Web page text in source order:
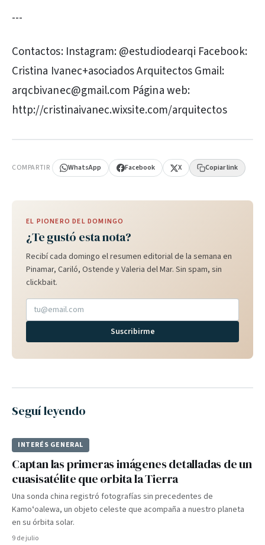
---
Contactos: Instagram: @estudiodearqi Facebook:
Cristina Ivanec+asociados Arquitectos Gmail:
arqcbivanec@gmail.com Página web:
http://cristinaivanec.wixsite.com/arquitectos
COMPARTIR WhatsApp Facebook X Copiar link
EL PIONERO DEL DOMINGO
¿Te gustó esta nota?
Recibí cada domingo el resumen editorial de la semana en
Pinamar, Cariló, Ostende y Valeria del Mar. Sin spam, sin
clickbait.
Suscribirme
Seguí leyendo
INTERÉS GENERAL
Captan las primeras imágenes detalladas de un
cuasisatélite que orbita la Tierra
Una sonda china registró fotografías sin precedentes de
Kamoʻoalewa, un objeto celeste que acompaña a nuestro planeta
en su órbita solar.
9 de julio